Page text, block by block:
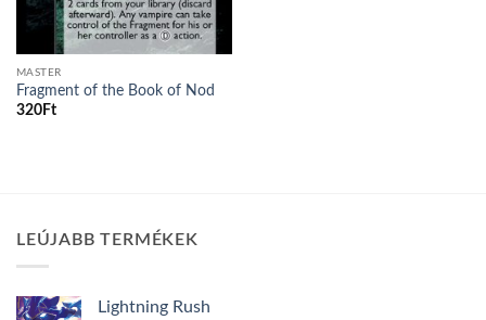
MASTER
Fragment of the Book of Nod
320Ft
LEÚJABB TERMÉKEK
Lightning Rush